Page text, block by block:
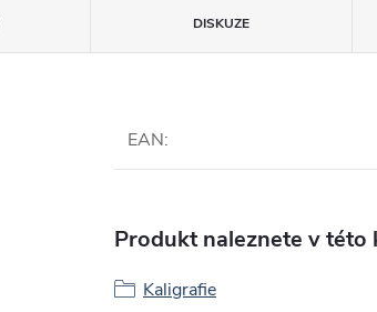
DISKUZE
EAN:
Produkt naleznete v této
Kaligrafie